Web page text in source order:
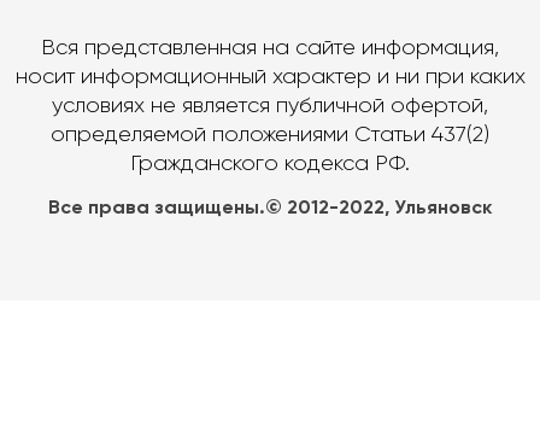
Вся представленная на сайте информация,
носит информационный характер и ни при каких
условиях не является публичной офертой,
определяемой положениями Статьи 437(2)
Гражданского кодекса РФ.
Все права защищены.© 2012-2022, Ульяновск